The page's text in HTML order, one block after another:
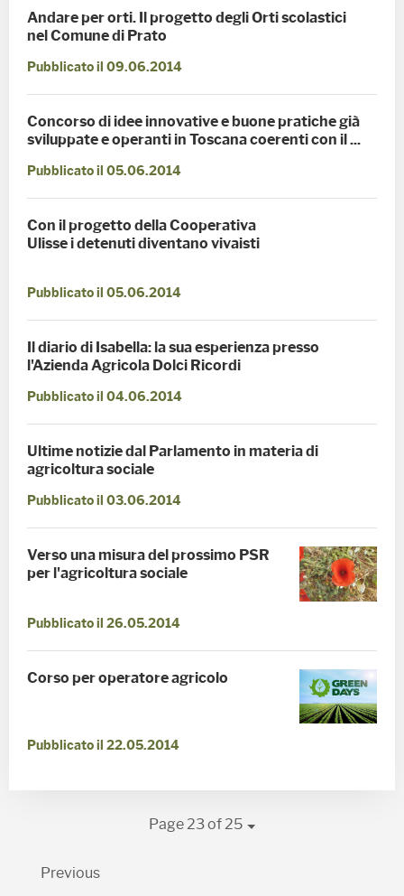
Andare per orti. Il progetto degli Orti scolastici
nel Comune di Prato
Pubblicato il 09.06.2014
Concorso di idee innovative e buone pratiche già
sviluppate e operanti in Toscana coerenti con il ...
Pubblicato il 05.06.2014
Con il progetto della Cooperativa
Ulisse i detenuti diventano vivaisti
Pubblicato il 05.06.2014
Il diario di Isabella: la sua esperienza presso
l'Azienda Agricola Dolci Ricordi
Pubblicato il 04.06.2014
Ultime notizie dal Parlamento in materia di
agricoltura sociale
Pubblicato il 03.06.2014
Verso una misura del prossimo PSR
per l'agricoltura sociale
Pubblicato il 26.05.2014
Corso per operatore agricolo
Pubblicato il 22.05.2014
Page 23 of 25
Previous